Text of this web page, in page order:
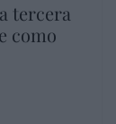
tercera
como